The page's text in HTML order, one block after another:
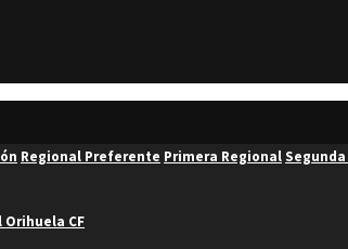
Regional Preferente Primera Regional
CF